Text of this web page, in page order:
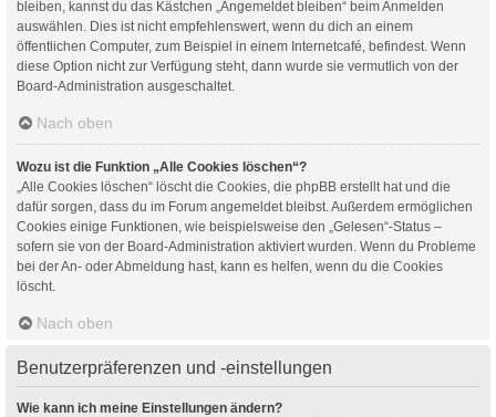
bleiben, kannst du das Kästchen „Angemeldet bleiben“ beim Anmelden
auswählen. Dies ist nicht empfehlenswert, wenn du dich an einem
öffentlichen Computer, zum Beispiel in einem Internetcafé, befindest. Wenn
diese Option nicht zur Verfügung steht, dann wurde sie vermutlich von der
Board-Administration ausgeschaltet.
Nach oben
Wozu ist die Funktion „Alle Cookies löschen“?
„Alle Cookies löschen“ löscht die Cookies, die phpBB erstellt hat und die
dafür sorgen, dass du im Forum angemeldet bleibst. Außerdem ermöglichen
Cookies einige Funktionen, wie beispielsweise den „Gelesen“-Status –
sofern sie von der Board-Administration aktiviert wurden. Wenn du Probleme
bei der An- oder Abmeldung hast, kann es helfen, wenn du die Cookies
löscht.
Nach oben
Benutzerpräferenzen und -einstellungen
Wie kann ich meine Einstellungen ändern?